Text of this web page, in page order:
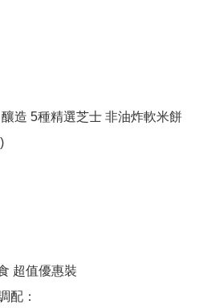
造 5種精選芝士 非油炸軟米餅